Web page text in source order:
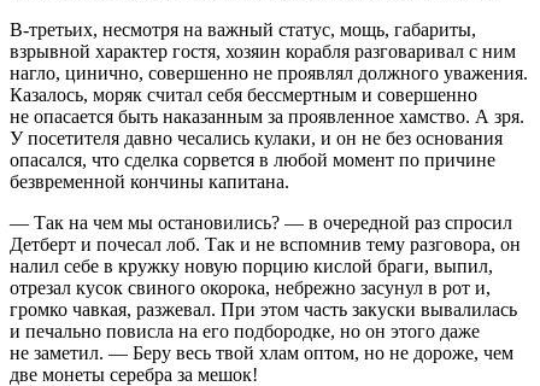
В-третьих, несмотря на важный статус, мощь, габариты,
взрывной характер гостя, хозяин корабля разговаривал с ним
нагло, цинично, совершенно не проявлял должного уважения.
Казалось, моряк считал себя бессмертным и совершенно
не опасается быть наказанным за проявленное хамство. А зря.
У посетителя давно чесались кулаки, и он не без основания
опасался, что сделка сорвется в любой момент по причине
безвременной кончины капитана.
— Так на чем мы остановились? — в очередной раз спросил
Детберт и почесал лоб. Так и не вспомнив тему разговора, он
налил себе в кружку новую порцию кислой браги, выпил,
отрезал кусок свиного окорока, небрежно засунул в рот и,
громко чавкая, разжевал. При этом часть закуски вывалилась
и печально повисла на его подбородке, но он этого даже
не заметил. — Беру весь твой хлам оптом, но не дороже, чем
две монеты серебра за мешок!